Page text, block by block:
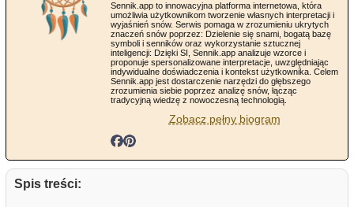
Sennik.app to innowacyjna platforma internetowa, która
umożliwia użytkownikom tworzenie własnych interpretacji i
wyjaśnień snów. Serwis pomaga w zrozumieniu ukrytych
znaczeń snów poprzez: Dzielenie się snami, bogatą bazę
symboli i senników oraz wykorzystanie sztucznej
inteligencji: Dzięki SI, Sennik.app analizuje wzorce i
proponuje spersonalizowane interpretacje, uwzględniając
indywidualne doświadczenia i kontekst użytkownika. Celem
Sennik.app jest dostarczenie narzędzi do głębszego
zrozumienia siebie poprzez analizę snów, łącząc
tradycyjną wiedzę z nowoczesną technologią.
Zobacz pełny biogram
Spis treści: